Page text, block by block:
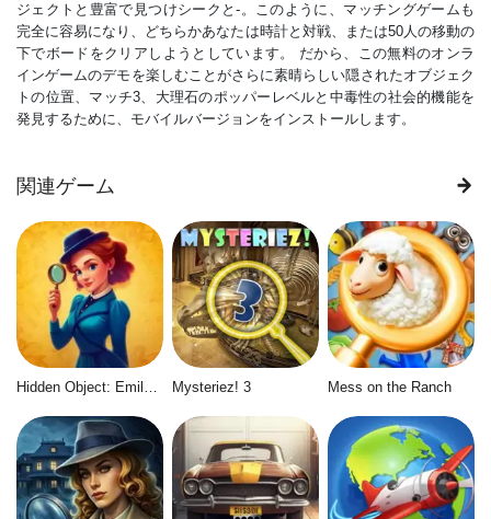
ジェクトと豊富で見つけシークと-。このように、マッチングゲームも
完全に容易になり、どちらかあなたは時計と対戦、または50人の移動の
下でボードをクリアしようとしています。 だから、この無料のオンラ
インゲームのデモを楽しむことがさらに素晴らしい隠されたオブジェク
トの位置、マッチ3、大理石のポッパーレベルと中毒性の社会的機能を
発見するために、モバイルバージョンをインストールします。
関連ゲーム
Mysteriez! 3 Mess on the Ranch